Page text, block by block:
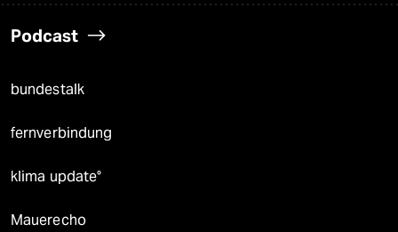
Podcast
bundestalk
fernverbindung
klima update°
Mauerecho